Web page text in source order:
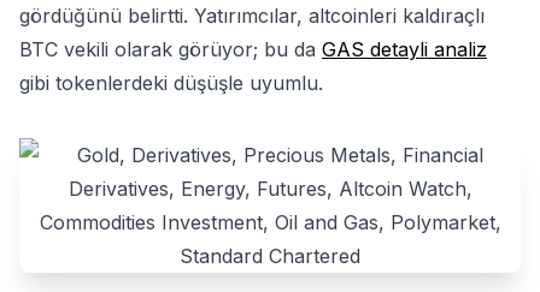
gördüğünü belirtti. Yatırımcılar, altcoinleri kaldıraçlı
BTC vekili olarak görüyor; bu da GAS detayli analiz
gibi tokenlerdeki düşüşle uyumlu.